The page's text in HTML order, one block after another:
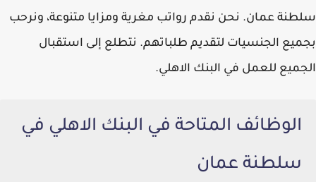
سلطنة عمان. نحن نقدم رواتب مغرية ومزايا متنوعة، ونرحب
بجميع الجنسيات لتقديم طلباتهم. نتطلع إلى استقبال
الجميع للعمل في البنك الاهلي.
الوظائف المتاحة في البنك الاهلي في
سلطنة عمان